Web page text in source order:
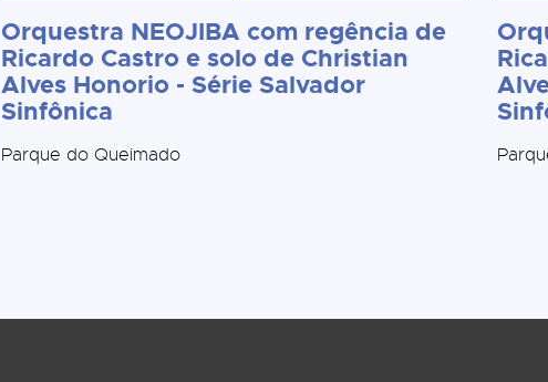
Orquestra NEOJIBA com regência de
Ricardo Castro e solo de Christian
Alves Honorio - Série Salvador
Sinfônica
Parque do Queimado